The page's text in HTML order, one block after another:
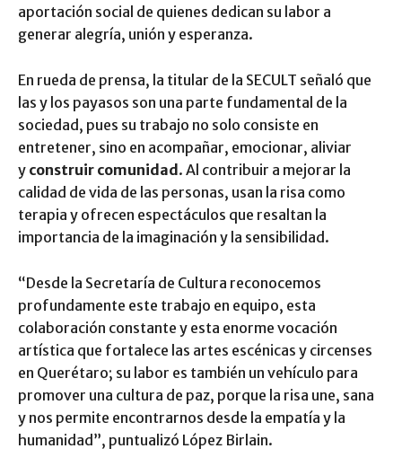
aportación social de quienes dedican su labor a
generar alegría, unión y esperanza.
En rueda de prensa, la titular de la SECULT señaló que
las y los payasos son una parte fundamental de la
sociedad, pues su trabajo no solo consiste en
entretener, sino en acompañar, emocionar, aliviar
y construir comunidad. Al contribuir a mejorar la
calidad de vida de las personas, usan la risa como
terapia y ofrecen espectáculos que resaltan la
importancia de la imaginación y la sensibilidad.
“Desde la Secretaría de Cultura reconocemos
profundamente este trabajo en equipo, esta
colaboración constante y esta enorme vocación
artística que fortalece las artes escénicas y circenses
en Querétaro; su labor es también un vehículo para
promover una cultura de paz, porque la risa une, sana
y nos permite encontrarnos desde la empatía y la
humanidad”, puntualizó López Birlain.